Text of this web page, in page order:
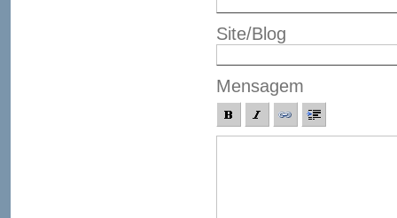
Site/Blog
Mensagem